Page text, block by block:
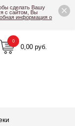
×
сделать Вашу
с сайтом, Вы
информация о
0,00 руб.
0